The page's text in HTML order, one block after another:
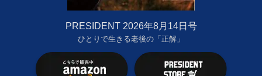
PRESIDENT 2026年8月14日号
ひとりで生きる老後の「正解」